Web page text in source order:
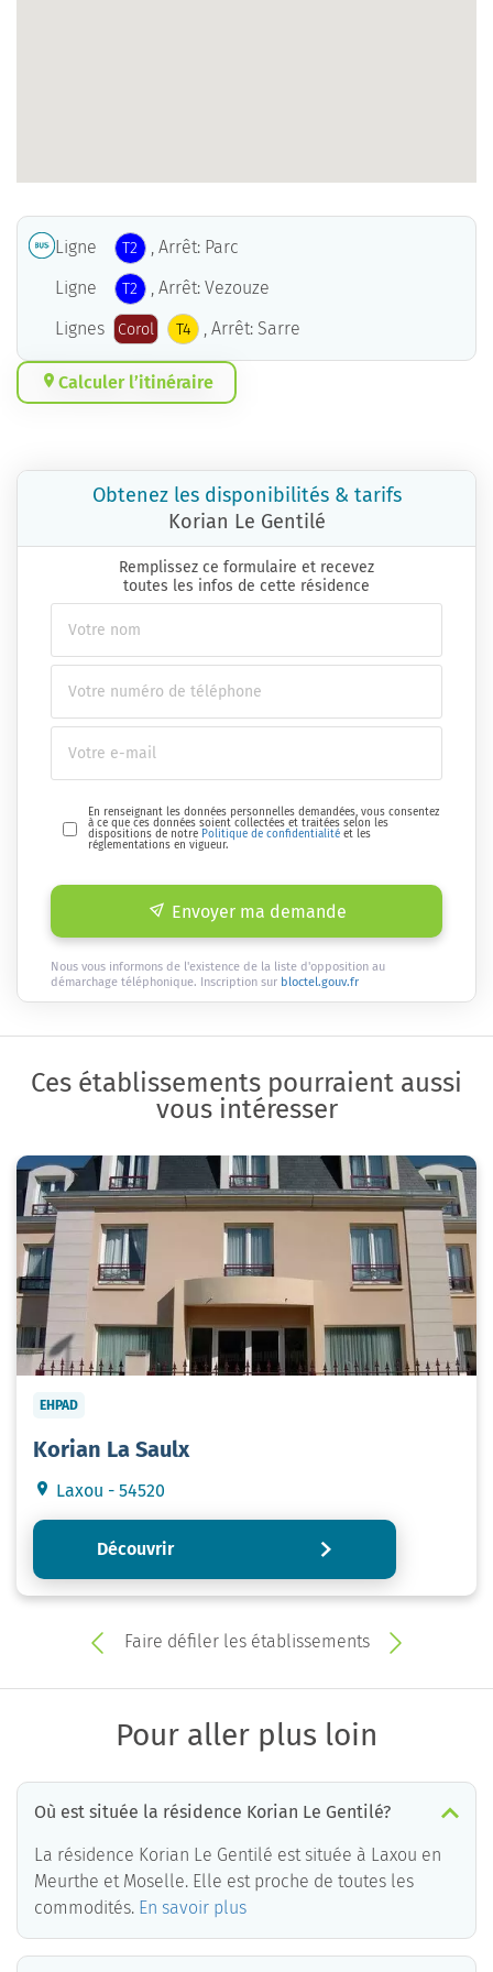
Ligne T2
, Arrêt: Parc
Ligne
T2
, Arrêt: Vezouze
Lignes
Corol T4 , Arrêt: Sarre
Calculer l’itinéraire
Obtenez les disponibilités & tarifs
Korian Le Gentilé
Remplissez ce formulaire et recevez
toutes les infos de cette résidence
En renseignant les données personnelles demandées, vous consentez
à ce que ces données soient collectées et traitées selon les
dispositions de notre Politique de confidentialité et les
réglementations en vigueur.
Envoyer ma demande
Nous vous informons de l'existence de la liste d'opposition au
démarchage téléphonique. Inscription sur bloctel.gouv.fr
Ces établissements pourraient aussi
vous intéresser
EHPAD
Korian La Saulx
Laxou - 54520
Découvrir
Faire défiler les établissements
Pour aller plus loin
Où est située la résidence Korian Le Gentilé?
La résidence Korian Le Gentilé est située à Laxou en
Meurthe et Moselle. Elle est proche de toutes les
commodités. En savoir plus